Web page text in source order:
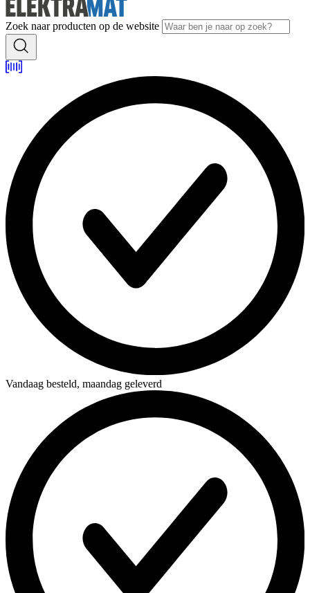
Zoek naar producten op de website
Vandaag besteld, maandag geleverd